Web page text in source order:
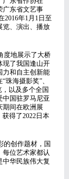
广东省文艺事
2016年1月1日至
览、演出、播放
度地展示了大桥
现了我国逢山开
力和自主创新能
珠海摄影奖”、
以及多个全国
中国驻罗马尼亚
期间在欧洲展
得了2022日本
的创作题材，国
每位艺术家都认
中华民族伟大复